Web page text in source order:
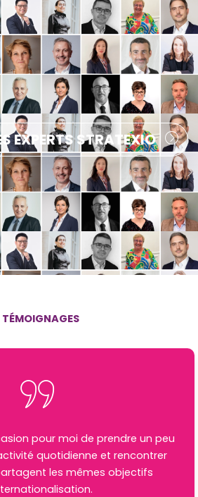
EXPERTS STRATEXIO
TÉMOIGNAGES
pour moi de prendre un peu
quotidienne et rencontrer
les mêmes objectifs